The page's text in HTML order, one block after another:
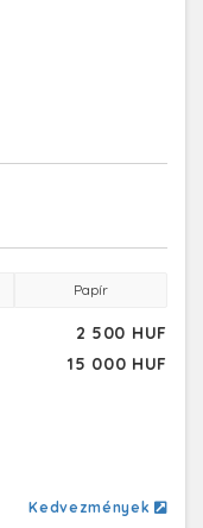
Papír
2 500 HUF
15 000 HUF
Kedvezmények